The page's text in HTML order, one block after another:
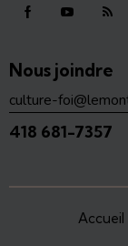
Nous joindre
culture-
418 681-7357
Accueil